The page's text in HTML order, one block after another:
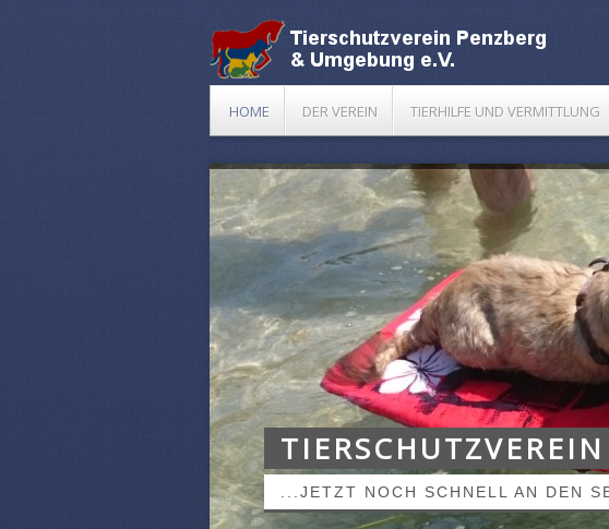
HOME DER VEREIN TIERHILFE UND VERMITTLUNG
...JETZT NOCH SCHNELL AN DEN